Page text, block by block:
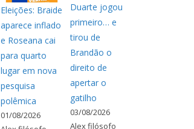
Eleições: Braide
aparece inflado
e Roseana cai
para quarto
lugar em nova
pesquisa
polêmica
01/08/2026
Duarte jogou
primeiro… e
tirou de
Brandão o
direito de
apertar o
gatilho
03/08/2026
Alex filósofo